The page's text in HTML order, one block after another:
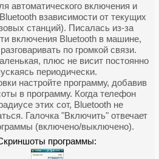
автоматического включения и
взависимости от текущих
станций). Писалась из-за
включения Bluetooth в машине,
по громкой связи.
плюс не висит постоянно
периодически.
настройте программу, добавив
в программу. Когда телефон
этих сот, Bluetooth не
Галочка "Включить" отвечает
(включено/выключено).
программы: